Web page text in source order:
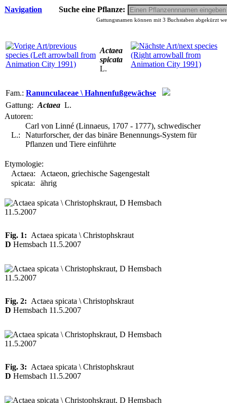
Navigation Suche eine Pflanze:
Gattungsnamen können mit 3 Buchstaben abgekürzt
Actaea
spicata
L.
Fam.: Ranunculaceae \ Hahnenfußgewächse
Gattung: Actaea L.
Autoren:
L.:
Carl von Linné (Linnaeus, 1707 - 1777), schwedischer
Naturforscher, der das binäre Benennungs-System für
Pflanzen und Tiere einführte
Etymologie:
Actaea:
Actaeon, griechische Sagengestalt
spicata:
ährig
Fig. 1: Actaea spicata \ Christophskraut
D Hemsbach 11.5.2007
Fig. 2: Actaea spicata \ Christophskraut
D Hemsbach 11.5.2007
Fig. 3: Actaea spicata \ Christophskraut
D Hemsbach 11.5.2007